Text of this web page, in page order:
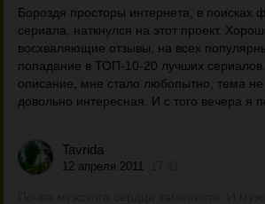
Бороздя просторы интернета, в поисках
сериала, наткнулся на этот проект.
восхваляющие отзывы, на всех
попадание в ТОП-10-20 лучших
описание, мне стало любопытно, тема не
довольно интересная. И с того вечера я
Tavrida
12 апреля 2011